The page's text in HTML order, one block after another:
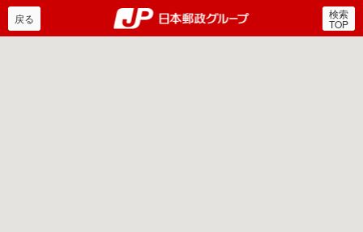
郵便局・日本郵政グルー
戻る 検索
TOP